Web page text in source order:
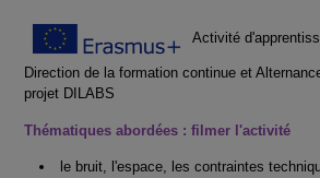
Activité
Direction de la formation continue et
projet DILABS
Thématiques abordées : filmer l'activité
le bruit, l'espace, les contraintes